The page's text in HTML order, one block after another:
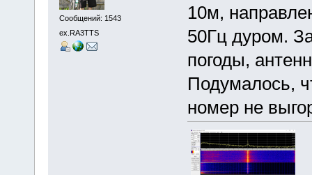
Сообщений: 1543
ex.RA3TTS
10м,
50Гц дуром.
погоды,
Подумалось,
номер не